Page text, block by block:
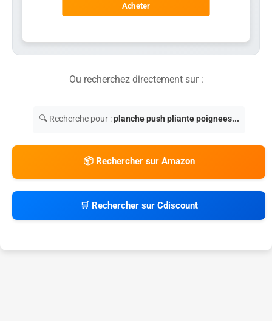
Acheter
Ou recherchez directement sur :
🔍 Recherche pour :planche push pliante poignees...
📦 Rechercher sur Amazon
🛒 Rechercher sur Cdiscount